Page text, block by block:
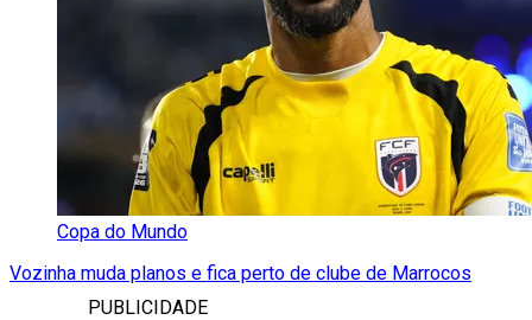
Copa do Mundo
Vozinha muda planos e fica perto de clube de Marrocos
PUBLICIDADE